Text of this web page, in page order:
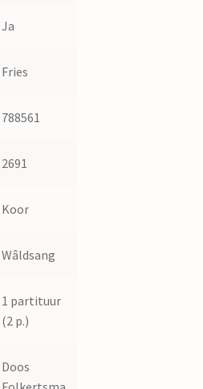
Ja
Fries
788561
2691
Koor
Wâldsang
1 partituur
(2 p.)
Doos